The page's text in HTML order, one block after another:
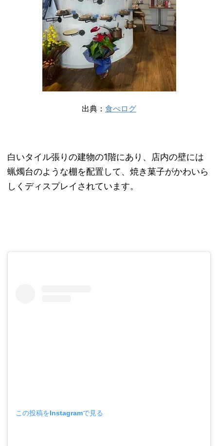
出典： 食べログ
白いタイル張りの建物の1階にあり、店内の壁には
蝋燭台のような棚を配置して、焼き菓子がかわいら
しくディスプレイされています。
この投稿をInstagramで見る